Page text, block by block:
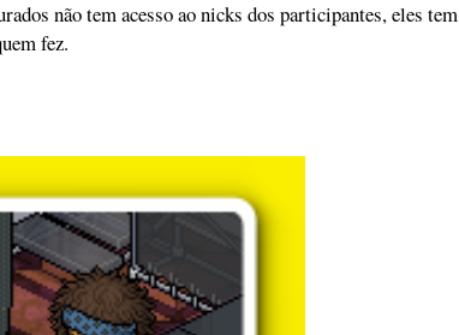
não tem acesso ao nicks dos participantes, eles tem
fez.